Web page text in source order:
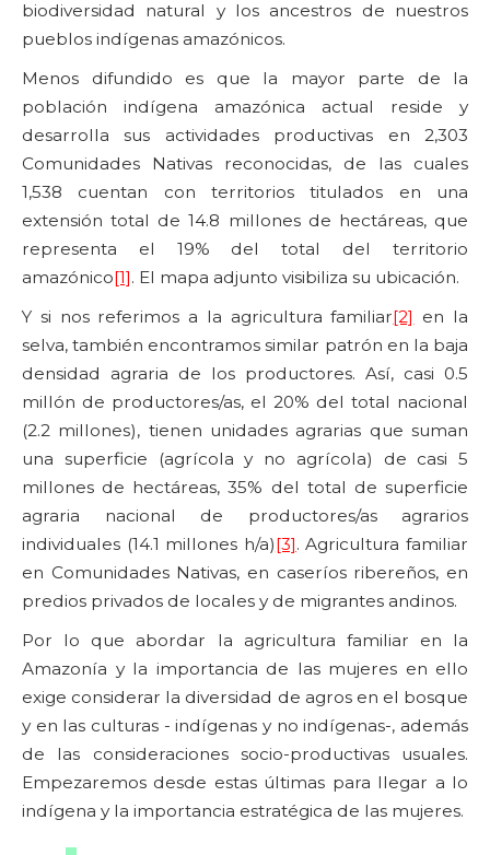
biodiversidad natural y los ancestros de nuestros
pueblos indígenas amazónicos.
Menos difundido es que la mayor parte de la
población indígena amazónica actual reside y
desarrolla sus actividades productivas en 2,303
Comunidades Nativas reconocidas, de las cuales
1,538 cuentan con territorios titulados en una
extensión total de 14.8 millones de hectáreas, que
representa el 19% del total del territorio
amazónico[1]. El mapa adjunto visibiliza su ubicación.
Y si nos referimos a la agricultura familiar[2] en la
selva, también encontramos similar patrón en la baja
densidad agraria de los productores. Así, casi 0.5
millón de productores/as, el 20% del total nacional
(2.2 millones), tienen unidades agrarias que suman
una superficie (agrícola y no agrícola) de casi 5
millones de hectáreas, 35% del total de superficie
agraria nacional de productores/as agrarios
individuales (14.1 millones h/a)[3]. Agricultura familiar
en Comunidades Nativas, en caseríos ribereños, en
predios privados de locales y de migrantes andinos.
Por lo que abordar la agricultura familiar en la
Amazonía y la importancia de las mujeres en ello
exige considerar la diversidad de agros en el bosque
y en las culturas - indígenas y no indígenas-, además
de las consideraciones socio-productivas usuales.
Empezaremos desde estas últimas para llegar a lo
indígena y la importancia estratégica de las mujeres.